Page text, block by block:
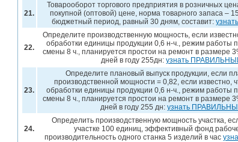
21.
Товарооборот торгового предприятия в розничных
покупной (оптовой) цене, норма товарного запаса –
бюджетный период, равный 30 дням, составит:
22.
Определите производственную мощность, если
обработки единицы продукции 0,6 н-ч., режим работы
смены 8 ч., планируется простои на ремонт в размере
дней в году 255дн: узнать
23.
Определите плановый выпуск продукции, если
производственной мощности = 0,82, если известно,
обработки единицы продукции 0,6 н-ч., режим работы
смены 8 ч., планируется простои на ремонт в размере
дней в году 255 дн: узнать
24.
Определить производственную мощность участка,
участке 100 единиц, эффективный фонд
производительность одного станка 5 изделий в час